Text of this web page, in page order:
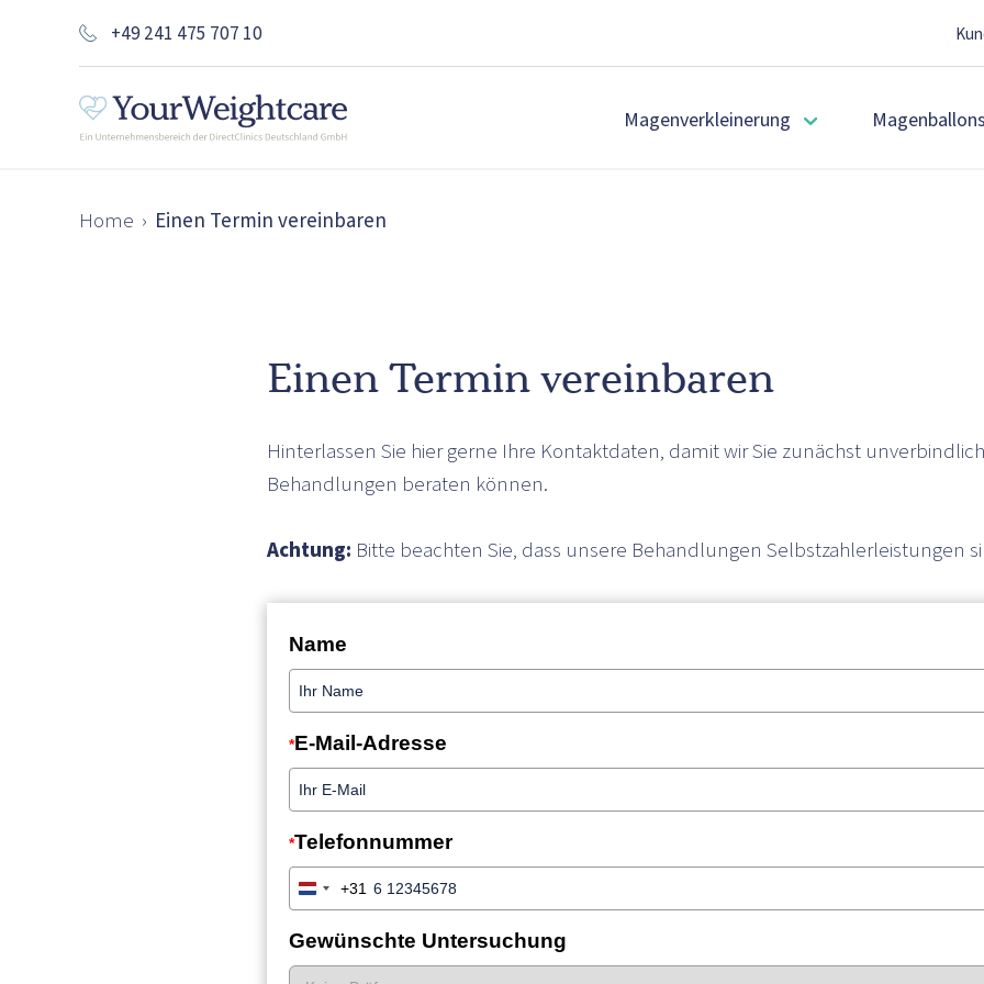
+49 241 475 707 10
Magenverkleinerung
Home › Einen Termin vereinbaren
Einen Termin vereinbaren
Hinterlassen Sie hier gerne Ihre Kontaktdaten, damit wir Sie zunächst
Behandlungen beraten können.
Achtung: Bitte beachten Sie, dass unsere Behandlungen Selbstzahlerleistungen
*
*
Netherlands
+31